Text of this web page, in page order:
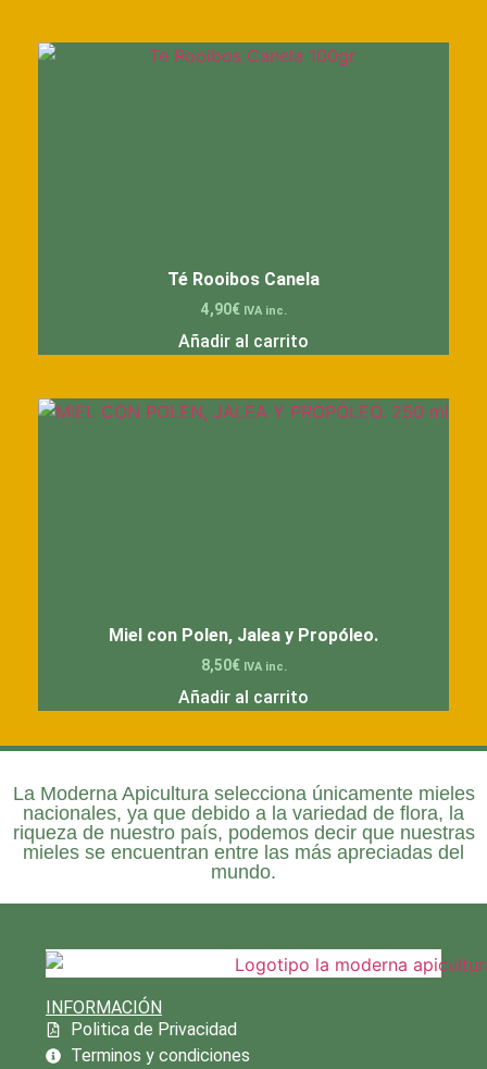
Té Rooibos Canela
4,90€ IVA inc.
Añadir al carrito
Miel con Polen, Jalea y Propóleo.
8,50€ IVA inc.
Añadir al carrito
La Moderna Apicultura selecciona únicamente mieles
nacionales, ya que debido a la variedad de flora, la
riqueza de nuestro país, podemos decir que nuestras
mieles se encuentran entre las más apreciadas del
mundo.
INFORMACIÓN
Politica de Privacidad
Terminos y condiciones